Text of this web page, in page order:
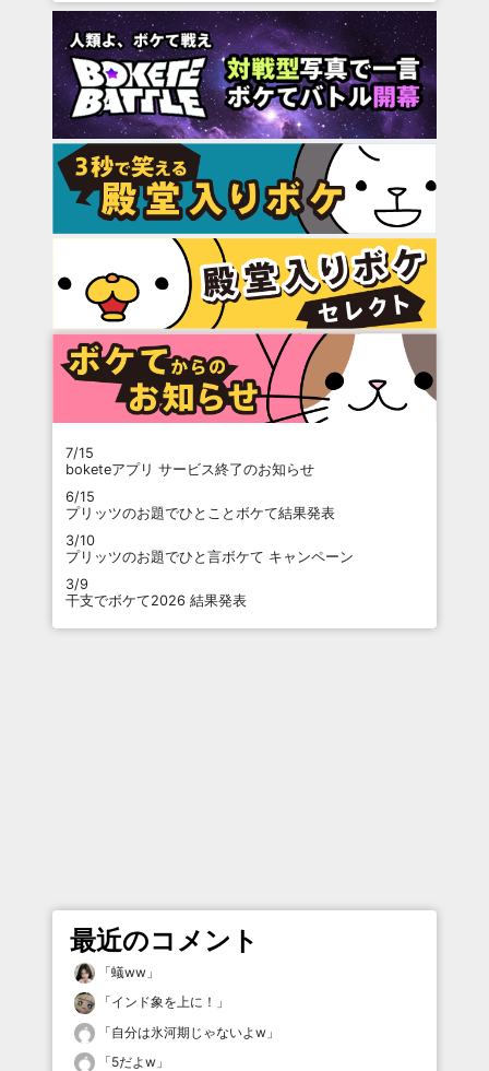
7/15
boketeアプリ サービス終了のお知らせ
6/15
プリッツのお題でひとことボケて結果発表
3/10
プリッツのお題でひと言ボケて キャンペーン
3/9
干支でボケて2026 結果発表
最近のコメント
「蟻ww 」
「インド象を上に！ 」
「自分は氷河期じゃないよw 」
「5だよw 」